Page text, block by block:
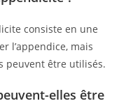
consiste en une
l’appendice, mais
peuvent être utilisés.
elles être